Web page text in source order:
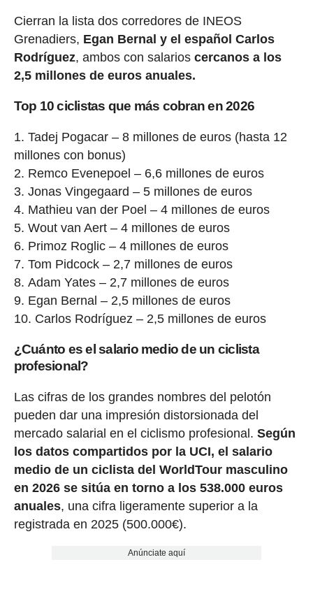
Cierran la lista dos corredores de INEOS
Grenadiers, Egan Bernal y el español Carlos
Rodríguez, ambos con salarios cercanos a los
2,5 millones de euros anuales.
Top 10 ciclistas que más cobran en 2026
Tadej Pogacar – 8 millones de euros (hasta 12
millones con bonus)
Remco Evenepoel – 6,6 millones de euros
Jonas Vingegaard – 5 millones de euros
Mathieu van der Poel – 4 millones de euros
Wout van Aert – 4 millones de euros
Primoz Roglic – 4 millones de euros
Tom Pidcock – 2,7 millones de euros
Adam Yates – 2,7 millones de euros
Egan Bernal – 2,5 millones de euros
Carlos Rodríguez – 2,5 millones de euros
¿Cuánto es el salario medio de un ciclista
profesional?
Las cifras de los grandes nombres del pelotón
pueden dar una impresión distorsionada del
mercado salarial en el ciclismo profesional. Según
los datos compartidos por la UCI, el salario
medio de un ciclista del WorldTour masculino
en 2026 se sitúa en torno a los 538.000 euros
anuales, una cifra ligeramente superior a la
registrada en 2025 (500.000€).
Anúnciate aquí